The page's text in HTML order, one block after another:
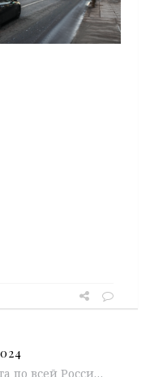
C 1 по 20 августа по всей России проходит четвертый гастрономический фестиваль «ТАЙГАСТРО». В концепции фестиваля — сет-меню с таежными и локальными...